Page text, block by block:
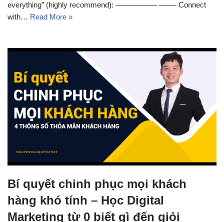
everything” (highly recommend): —————– ——- Connect
with… Read More »
Bí quyết chinh phục mọi khách
hàng khó tính – Học Digital
Marketing từ 0 biết gì đến giỏi